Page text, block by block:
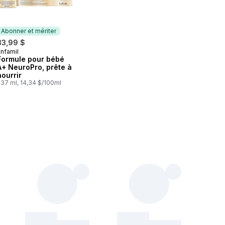
Abonner et mériter
$
et mériter
pour bébé
NeuroPro, prête à
ml, 14,34 $/100ml